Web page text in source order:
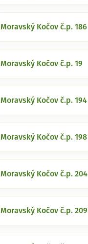
Moravský Kočov č.p. 186
Moravský Kočov č.p. 19
Moravský Kočov č.p. 194
Moravský Kočov č.p. 198
Moravský Kočov č.p. 204
Moravský Kočov č.p. 209